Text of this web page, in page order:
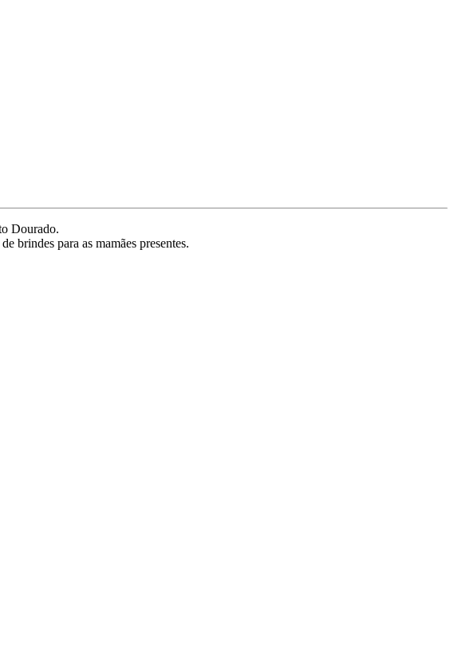
Dourado.
brindes para as mamães presentes.